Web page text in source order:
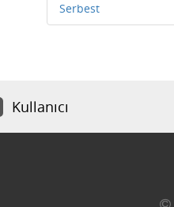
Serbest
Kullanıcı